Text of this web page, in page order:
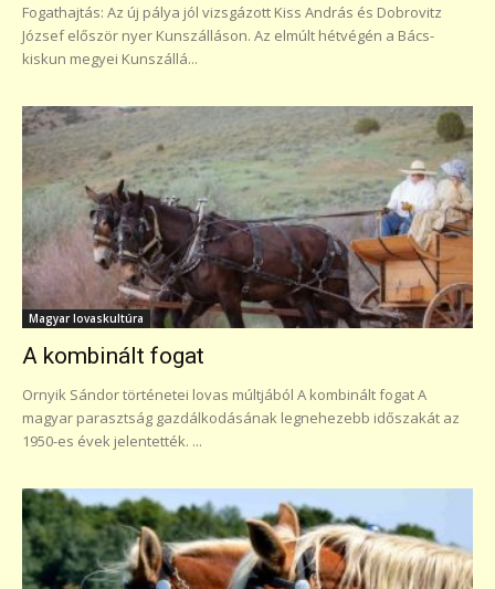
Fogathajtás: Az új pálya jól vizsgázott Kiss András és Dobrovitz
József először nyer Kunszálláson. Az elmúlt hétvégén a Bács-
kiskun megyei Kunszállá...
Magyar lovaskultúra
A kombinált fogat
Ornyik Sándor történetei lovas múltjából A kombinált fogat A
magyar parasztság gazdálkodásának legnehezebb időszakát az
1950-es évek jelentették. ...